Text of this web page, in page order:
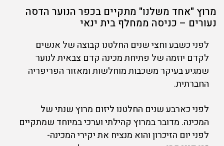
מרוץ "אחד משלנו" מתקיים בכפר הנוער הדסה
נעורים – כניסה ממחלף בית ינאי
לפני כשבע וחצי שנים החלטנו קבוצה של אנשים
לקדם יוזמה של פתיחת מכינה קדם צבאית לנוער
שמגיע בעיקר משכבות מוחלשות ומאזור הפריפריה
החברתית.
לפני כארבע שנים החלטנו ליזום מרוץ שנתי של
המכינה. מדובר במרוץ קהילתי וערכי במיוחד שמתקיים
לפני יום הזיכרון והוא מנציח את יקירי המכינה-